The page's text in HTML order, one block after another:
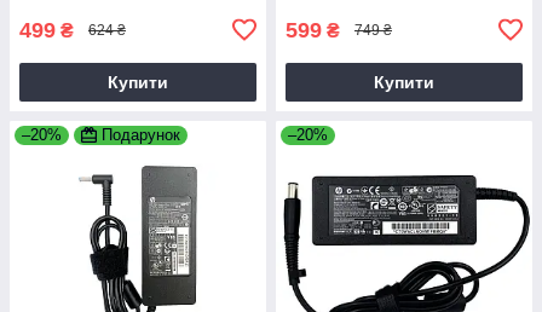
499 ₴ 624 ₴
Купити
599 ₴ 749 ₴
Купити
–20% Подарунок –20%